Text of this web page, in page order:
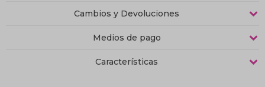
Cambios y Devoluciones
Medios de pago
Características